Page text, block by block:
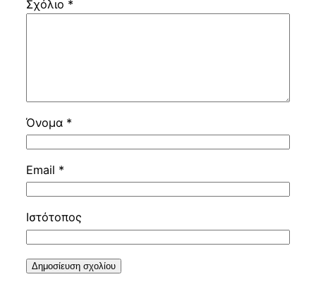
Σχόλιο *
Όνομα *
Email *
Ιστότοπος